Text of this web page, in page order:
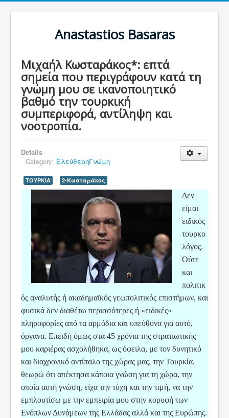
Anastastios Basaras
Μιχαήλ Κωσταράκος*: επτά
σημεία που περιγράφουν κατά τη
γνώμη μου σε ικανοποιητικό
βαθμό την τουρκική
συμπεριφορά, αντίληψη και
νοοτροπία.
Details
Category: ΕλεύθερηΓνώμη
ΤΟΥΡΚΙΑ 2-Κωσταράκος
Δεν
είμαι
ειδικός
τουρκο
λόγος.
Ούτε
και
πολιτικ
ός αναλυτής ή ακαδημαϊκός γεωπολιτικός επιστήμων, και
φυσικά δεν διαθέτω περισσότερες ή «ειδικές»
πληροφορίες από τα αρμόδια και υπεύθυνα για αυτό,
όργανα. Επειδή όμως στα 45 χρόνια της στρατιωτικής
μου καριέρας ασχολήθηκα, ως όφειλα, με τον δυνητικό
και διαχρονικό αντίπαλο της χώρας μας, την Τουρκία,
θεωρώ ότι απέκτησα κάποια γνώση για τη χώρα, την
οποία αυτή γνώση, είχα την τύχη και την τιμή, να την
εμπλουτίσω με την εμπειρία μου στην κορυφή των
Ενόπλων Δυνάμεων της Ελλάδας αλλά και της Ευρώπης.